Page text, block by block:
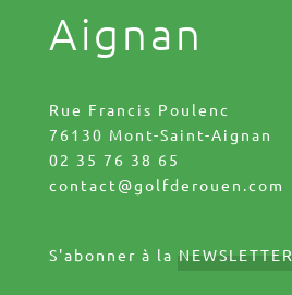
Aignan
Rue Francis Poulenc
76130 Mont-Saint-Aignan
02 35 76 38 65
contact@golfderouen.com
S'abonner à la NEWSLETTER